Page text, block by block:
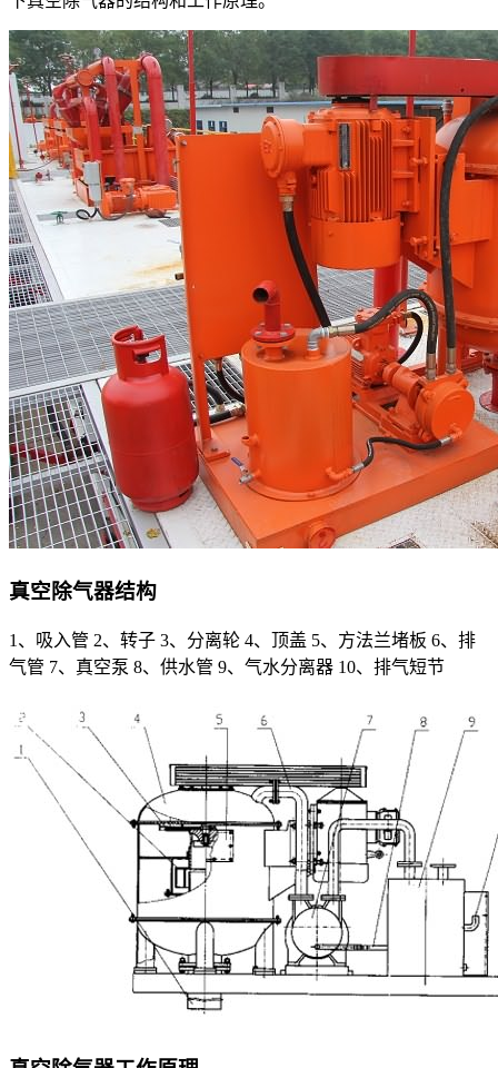
真空除气器结构
1、吸入管 2、转子 3、分离轮 4、顶盖 5、方法兰堵板 6、排
气管 7、真空泵 8、供水管 9、气水分离器 10、排气短节